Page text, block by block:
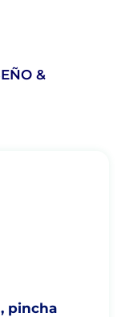
&
pincha